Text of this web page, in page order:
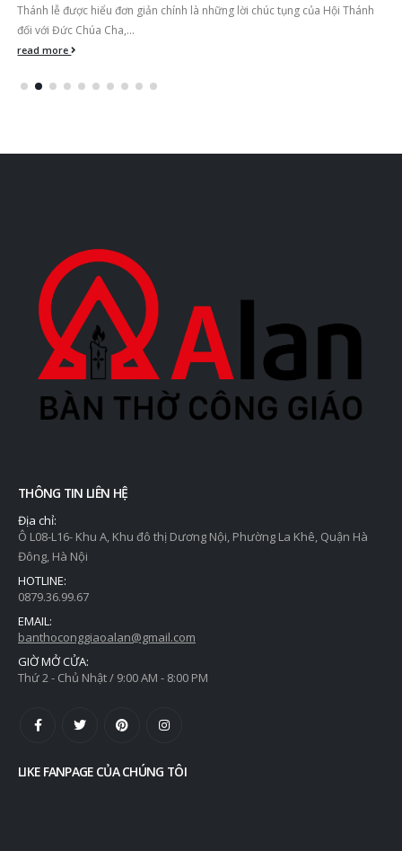
Thánh lễ được hiểu đơn giản chính là những lời chúc tụng của Hội Thánh
đối với Đức Chúa Cha,...
read more
THÔNG TIN LIÊN HỆ
Địa chỉ:
Ô L08-L16- Khu A, Khu đô thị Dương Nội, Phường La Khê, Quận Hà
Đông, Hà Nội
HOTLINE:
0879.36.99.67
EMAIL:
banthoconggiaoalan@gmail.com
GIỜ MỞ CỬA:
Thứ 2 - Chủ Nhật / 9:00 AM - 8:00 PM
LIKE FANPAGE CỦA CHÚNG TÔI